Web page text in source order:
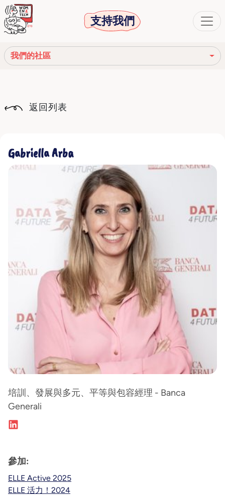
支持我們
我們的社區
我們的網絡
我們的社區
返回列表
Gabriella Arba
培訓、發展與多元、平等與包容經理 - Banca
Generali
參加:
ELLE Active 2025
ELLE 活力！2024